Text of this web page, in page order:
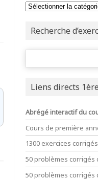
Recherche
Rechercher :
Liens directs
Abrégé interactif du
Cours de première
1300 exercices
50 problèmes corrigés
50 problèmes corrigés